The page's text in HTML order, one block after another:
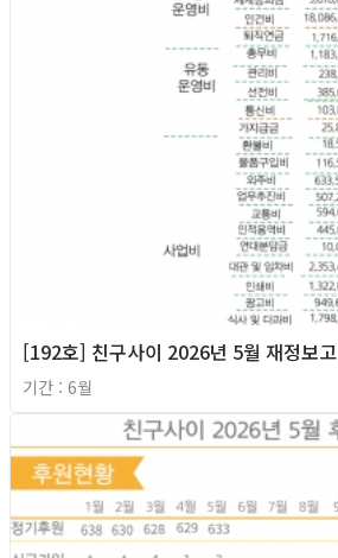
[192호] 친구사이 2026년 5월 재정보고
기간 : 6월